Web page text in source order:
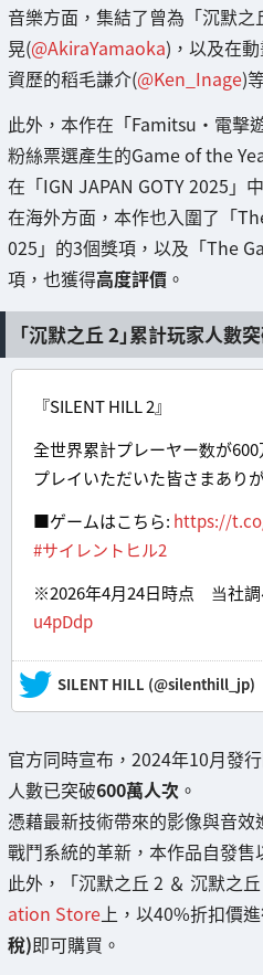
音樂方面，集結了曾為「沉默
晃(@AkiraYamaoka)，以及在
資歷的稻毛謙介(@Ken_Inage)
此外，本作在「Famitsu・電擊
粉絲票選產生的Game of the
在「IGN JAPAN GOTY 2025」
在海外方面，本作也入圍了「
025」的3個獎項，以及「The
項，也獲得高度評價 。
「沉默之丘 2」累計玩家人數
『SILENT HILL 2』
全世界累計プレーヤー数が
プレイいただいた皆さまあり
■ゲームはこちら: https://
#サイレントヒル2
※2026年4月24日時点 当社
u4pDdp
— SILENT HILL (@silenthill_jp)
官方同時宣布，2024年10月發
人數已突破600萬人次 。
憑藉最新技術帶來的影像與音
戰鬥系統的革新，本作品自發售
此外，「沉默之丘 2 ＆ 沉默之
ation Store上，以40%折扣價
稅)即可購買。